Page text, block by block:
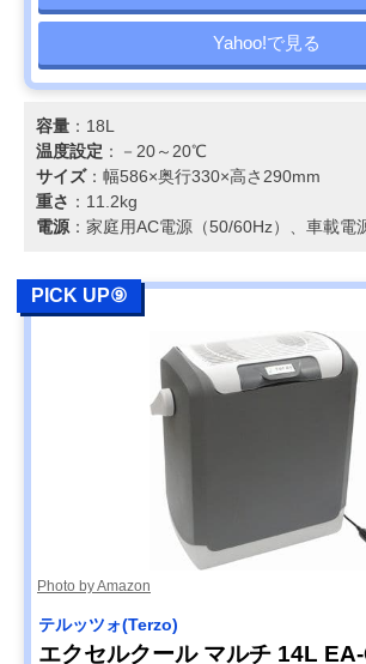
Yahoo!で見る
容量 ：18L
温度設定 ：－20～20℃
サイズ：幅586×奥行330×高さ290mm
重さ ：11.2kg
電源：家庭用AC電源（50/60Hz）、車載電
PICK UP⑨
Photo by Amazon
テルッツォ(Terzo)
エクセルクール マルチ 14L